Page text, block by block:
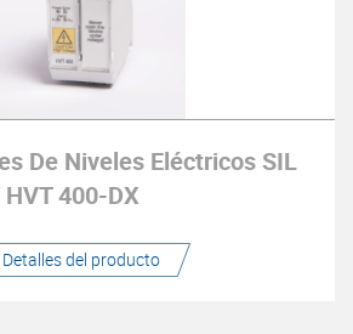
De Niveles Eléctricos SIL
400-DX
Detalles del producto